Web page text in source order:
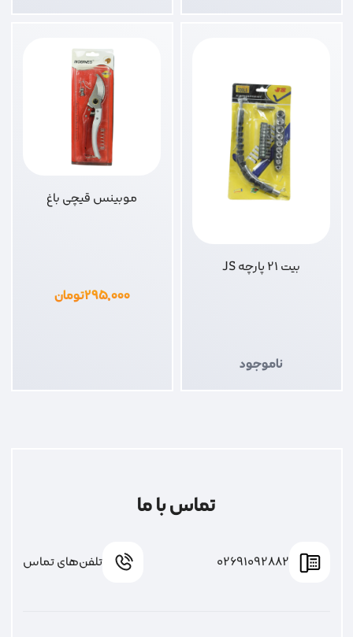
بیت 21 پارچه JS
ناموجود
موبینس قیچی باغ
۲۹۵,۰۰۰تومان
تماس با ما
02691092882 تلفن‌های تماس